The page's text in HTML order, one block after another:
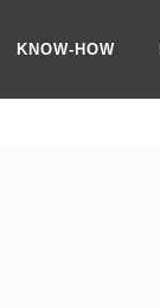
KNOW-HOW